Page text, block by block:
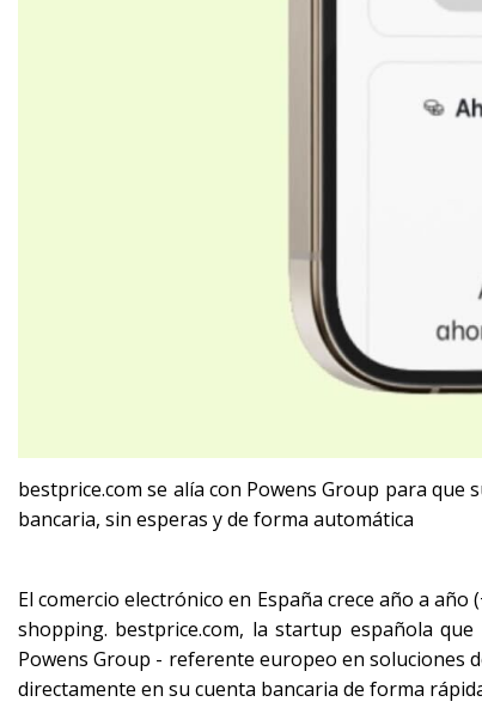
bestprice.com se alía con Powens Group para
bancaria, sin esperas y de forma automática
El comercio electrónico en España crece año a
shopping. bestprice.com, la startup española
Powens Group - referente europeo en soluciones
directamente en su cuenta bancaria de forma